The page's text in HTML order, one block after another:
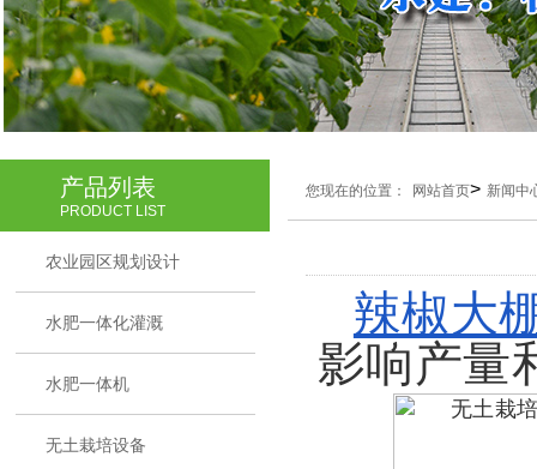
产品列表
PRODUCT LIST
农业园区规划设计
水肥一体化灌溉
水肥一体机
无土栽培设备
您现在的位置： 网站首页> 新闻中
辣椒大
影响产量